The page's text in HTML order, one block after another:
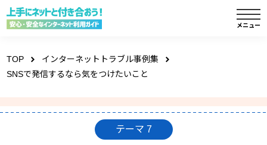
TOP
インターネットトラブル事例集
SNSで発信するなら気をつけたいこと
テーマ 7